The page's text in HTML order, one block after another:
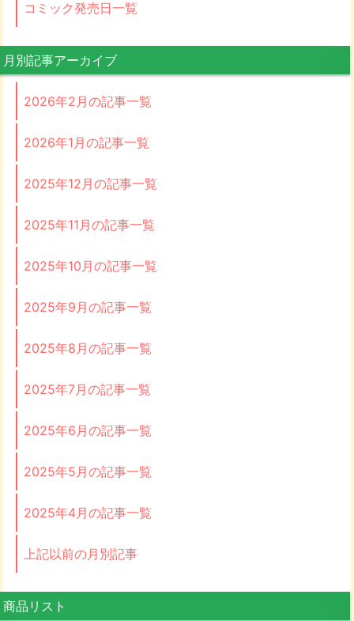
コミック発売日一覧
月別記事アーカイブ
2026年2月の記事一覧
2026年1月の記事一覧
2025年12月の記事一覧
2025年11月の記事一覧
2025年10月の記事一覧
2025年9月の記事一覧
2025年8月の記事一覧
2025年7月の記事一覧
2025年6月の記事一覧
2025年5月の記事一覧
2025年4月の記事一覧
上記以前の月別記事
商品リスト